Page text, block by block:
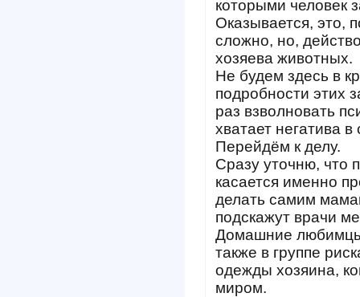
которыми человек
Оказывается, это,
сложно, но,
хозяева животных.
Не будем здесь в
подробности этих
раз взволновать
хватает негатива
Перейдём к делу.
Сразу уточню, что
касается именно
делать самим
подскажут врачи
Домашние
также в группе
одежды хозяина,
миром.